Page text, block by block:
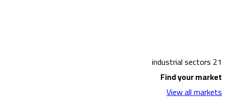
21 industrial sectors
Find your market
View all markets